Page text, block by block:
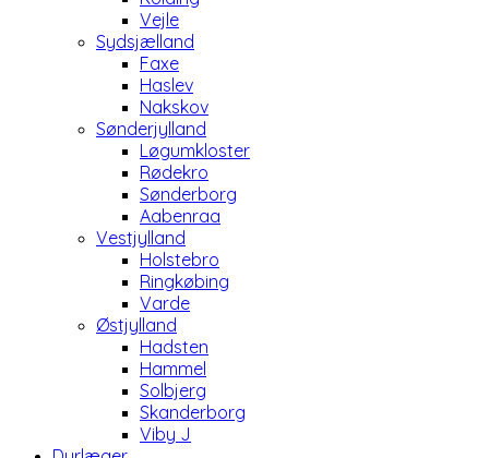
Vejle
Sydsjælland
Faxe
Haslev
Nakskov
Sønderjylland
Løgumkloster
Rødekro
Sønderborg
Aabenraa
Vestjylland
Holstebro
Ringkøbing
Varde
Østjylland
Hadsten
Hammel
Solbjerg
Skanderborg
Viby J